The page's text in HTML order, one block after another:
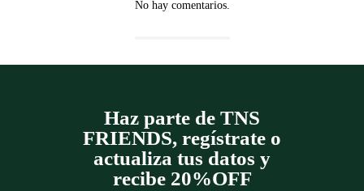
No hay comentarios.
Haz parte de TNS
FRIENDS, regístrate o
actualiza tus datos y
recibe 20%OFF